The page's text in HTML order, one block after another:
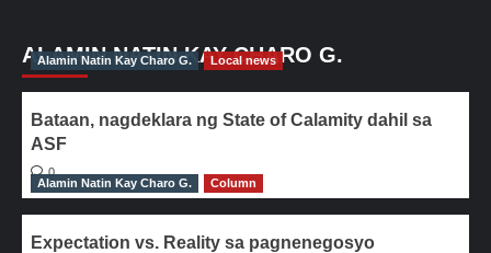
ALAMIN NATIN KAY CHARO G.
Alamin Natin Kay Charo G. Local news
Bataan, nagdeklara ng State of Calamity dahil sa
ASF
0
Alamin Natin Kay Charo G.
Column
Expectation vs. Reality sa pagnenegosyo